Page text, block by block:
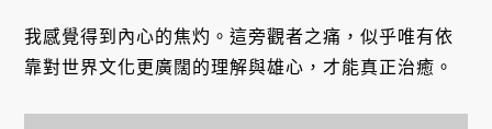
我感覺得到內心的焦灼。這旁觀者之痛，似乎唯有依
靠對世界文化更廣闊的理解與雄心，才能真正治癒。